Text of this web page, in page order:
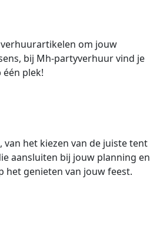
om jouw
bij Mh-partyverhuur vind je
plek!
het kiezen van de juiste tent
aansluiten bij jouw planning en
het genieten van jouw feest.